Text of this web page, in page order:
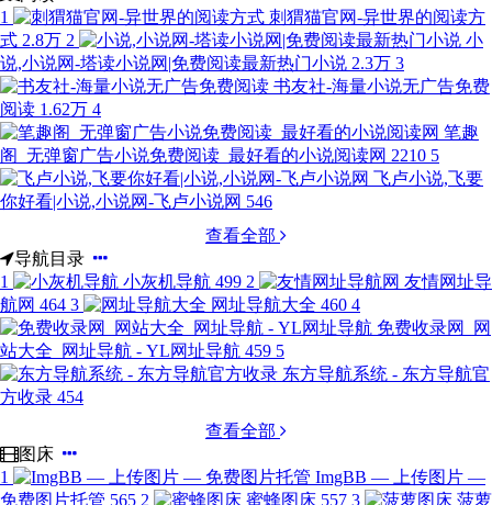
1
刺猬猫官网-异世界的阅读方
式 2.8万 2
小
说,小说网-塔读小说网|免费阅读最新热门小说 2.3万 3
书友社-海量小说无广告免费
阅读 1.62万 4
笔趣
阁_无弹窗广告小说免费阅读_最好看的小说阅读网 2210 5
飞卢小说,飞要
你好看|小说,小说网-飞卢小说网 546
查看全部
导航目录
1
小灰机导航 499 2
友情网址导
航网 464 3 网址导航大全 460 4
免费收录网_网
站大全_网址导航 - YL网址导航 459 5
东方导航系统 - 东方导航官
方收录 454
查看全部
图床
1
ImgBB — 上传图片 —
免费图片托管 565 2 蜜蜂图床 557 3
菠萝